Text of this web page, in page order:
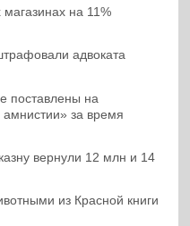
магазинах на 11%
адвоката
поставлены на
амнистии» за время
вернули 12 млн и 14
из Красной книги